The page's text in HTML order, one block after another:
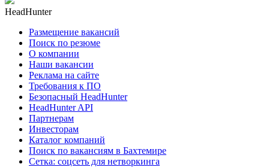
HeadHunter
Размещение вакансий
Поиск по резюме
О компании
Наши вакансии
Реклама на сайте
Требования к ПО
Безопасный HeadHunter
HeadHunter API
Партнерам
Инвесторам
Каталог компаний
Поиск по вакансиям в Бахтемире
Сетка: соцсеть для нетворкинга